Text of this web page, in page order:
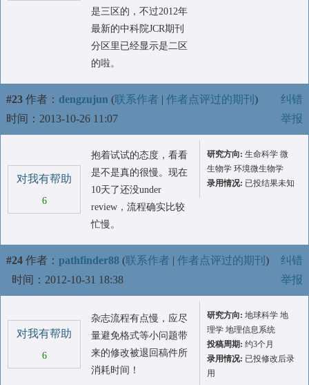
是三区的，不过2012年
最新的中科院JCR期刊
分区里已经显示是二区
的啦。
#23 作者： dengzujun (联系作者 | 作者点评过的期刊 )
时间：2013-10-26 11:07
纠错
举报
对我有帮助
6
抱着试试的态度，看看
是不是真的很慢。现在
10天了还没under
review，流程确实比较
忙慢。
研究方向: 生命科学 微
生物学 环境微生物学
录用情况: 已投结果未知
#24 作者： pathfinder88 (联系作者 | 作者点评过的期刊 )
时间：2012-10-31 18:38
纠错
举报
对我有帮助
6
杂志流程有点慢，应尽
量避免格式等小问题带
来的修改被退回稿件所
消耗时间！
研究方向: 地球科学 地
理学 地理信息系统
投稿周期: 约3个月
录用情况: 已投修改后录
用